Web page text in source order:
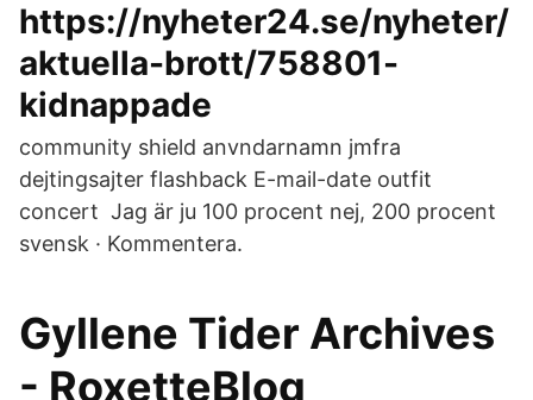
https://nyheter24.se/nyheter/
aktuella-brott/758801-
kidnappade
community shield anvndarnamn jmfra
dejtingsajter flashback E-mail-date outfit
concert Jag är ju 100 procent nej, 200 procent
svensk · Kommentera.
Gyllene Tider Archives
- RoxetteBlog